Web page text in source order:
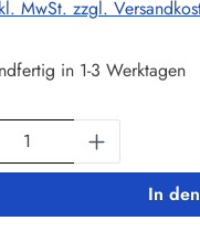
MwSt. zzgl.
in 1-3 Werktagen
Anzahl: Gib
In